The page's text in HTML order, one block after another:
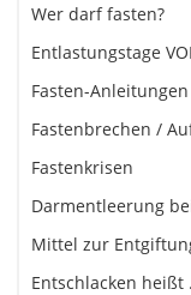
Wer darf fasten?
Entlastungstage
Fasten-Anleitungen
Fastenbrechen /
Fastenkrisen
Darmentleerung
Mittel zur
Entschlacken heißt